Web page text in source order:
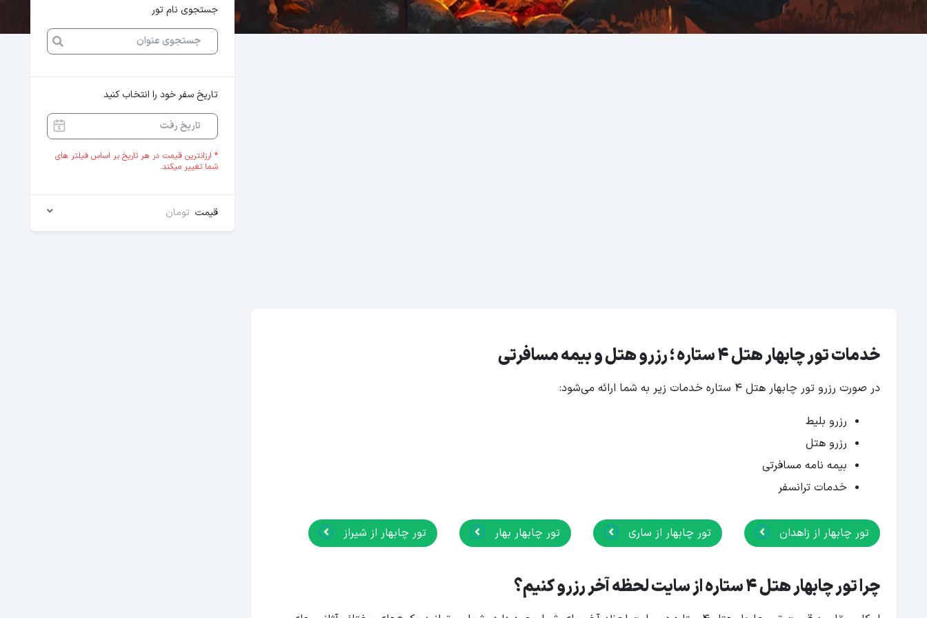
جستجوی نام تور
تاریخ سفر خود را انتخاب کنید
* ارزانترین قیمت در هر تاریخ بر اساس فیلتر های
شما تغییر میکند.
قیمت تومان
خدمات تور چابهار هتل 4 ستاره ؛ رزرو هتل و بیمه مسافرتی
در صورت رزرو تور چابهار هتل 4 ستاره خدمات زیر به شما ارائه می‌شود:
رزرو بلیط
رزرو هتل
بیمه نامه مسافرتی
خدمات ترانسفر
تور چابهار از زاهدان تور چابهار از ساری تور چابهار بهار تور چابهار از شیراز
چرا تور چابهار هتل 4 ستاره از سایت لحظه آخر رزرو کنیم؟